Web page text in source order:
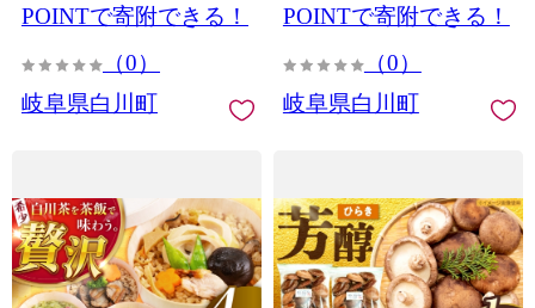
県 白川町 / 山中木工所
POINTで寄附できる！
（0）
岐阜県白川町
川町 / 山中木工所
POINTで寄附できる！
（0）
岐阜県白川町